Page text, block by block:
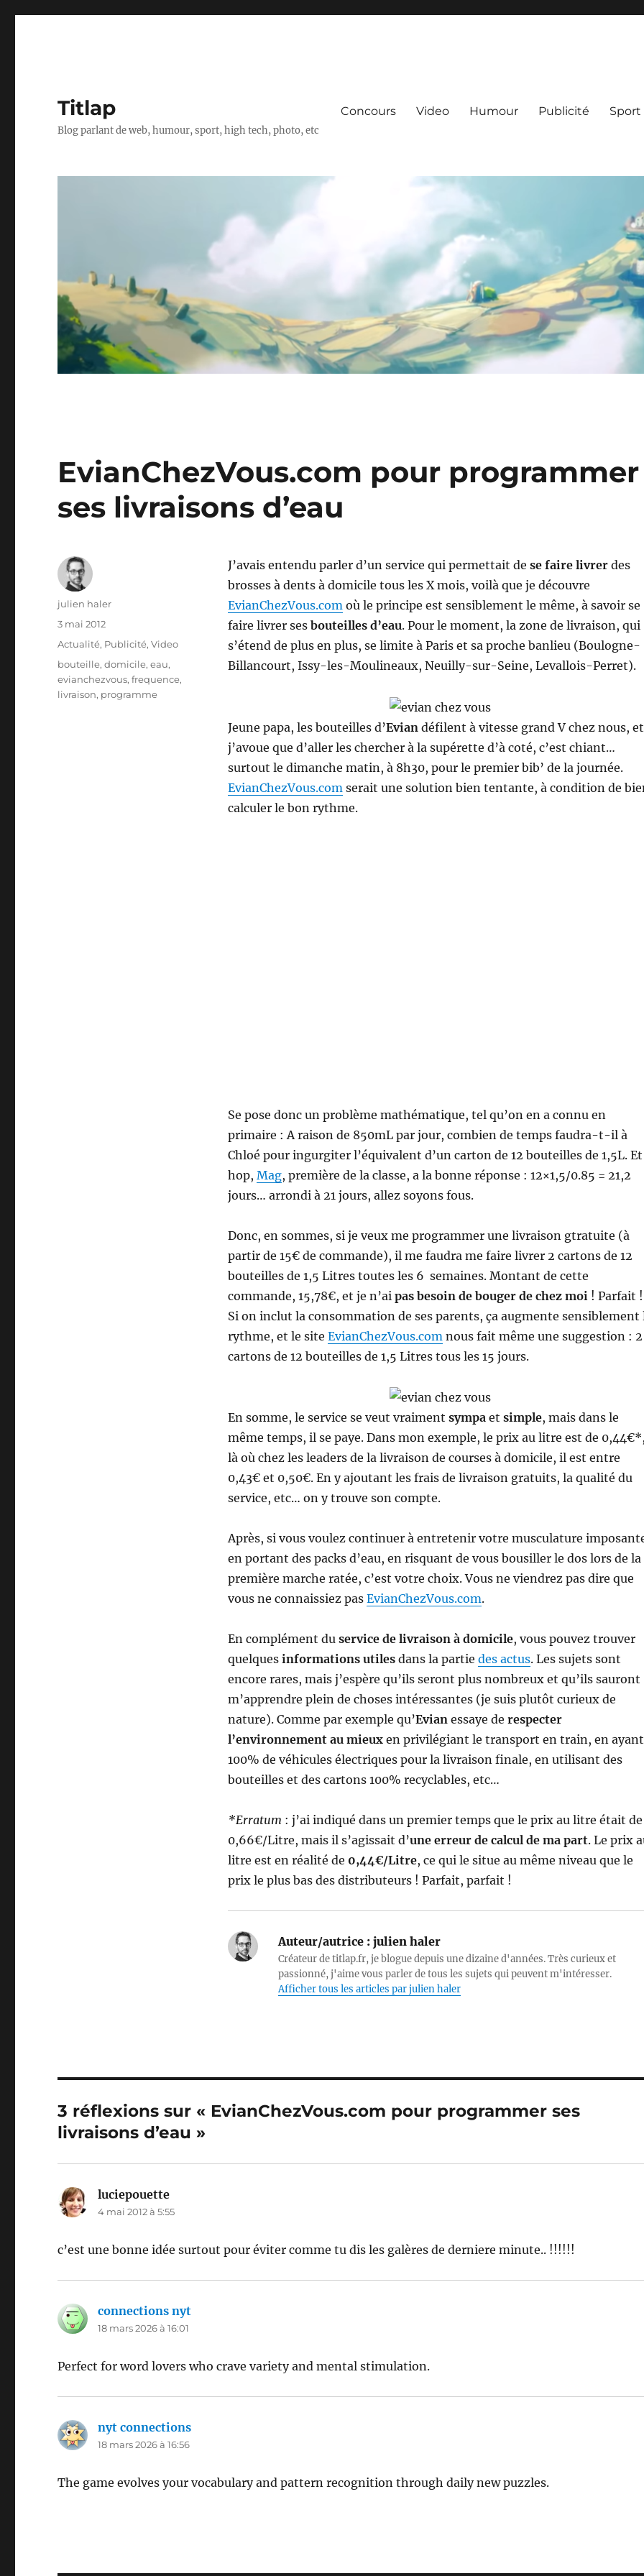
Titlap
Blog parlant de web, humour, sport, high tech, photo, etc
Concours Video Humour Publicité Sport
EvianChezVous.com pour programmer
ses livraisons d’eau
J’avais entendu parler d’un service qui permettait de se faire livrer des
brosses à dents à domicile tous les X mois, voilà que je découvre
EvianChezVous.comoù le principe est sensiblement le même, à savoir se
faire livrer ses bouteilles d’eau. Pour le moment, la zone de livraison, qui
s’étend de plus en plus, se limite à Paris et sa proche banlieu (Boulogne-
Billancourt, Issy-les-Moulineaux, Neuilly-sur-Seine, Levallois-Perret).
Jeune papa, les bouteilles d’Evian défilent à vitesse grand V chez nous, et
j’avoue que d’aller les chercher à la supérette d’à coté, c’est chiant…
surtout le dimanche matin, à 8h30, pour le premier bib’ de la journée.
EvianChezVous.com serait une solution bien tentante, à condition de
calculer le bon rythme.
Se pose donc un problème mathématique, tel qu’on en a connu en
primaire : A raison de 850mL par jour, combien de temps faudra-t-il à
Chloé pour ingurgiter l’équivalent d’un carton de 12 bouteilles de 1,5L. Et
hop, Mag, première de la classe, a la bonne réponse : 12×1,5/0.85 = 21,2
jours… arrondi à 21 jours, allez soyons fous.
Donc, en sommes, si je veux me programmer une livraison gtratuite (à
partir de 15€ de commande), il me faudra me faire livrer 2 cartons de 12
bouteilles de 1,5 Litres toutes les 6 semaines. Montant de cette
commande, 15,78€, et je n’ai pas besoin de bouger de chez moi ! Parfait !
Si on inclut la consommation de ses parents, ça augmente sensiblement
rythme, et le site EvianChezVous.com nous fait même une suggestion : 2
cartons de 12 bouteilles de 1,5 Litres tous les 15 jours.
En somme, le service se veut vraiment sympaet simple, mais dans le
même temps, il se paye. Dans mon exemple, le prix au litre est de
là où chez les leaders de la livraison de courses à domicile, il est entre
0,43€ et 0,50€. En y ajoutant les frais de livraison gratuits, la qualité du
service, etc… on y trouve son compte.
Après, si vous voulez continuer à entretenir votre musculature
en portant des packs d’eau, en risquant de vous bousiller le dos lors de la
première marche ratée, c’est votre choix. Vous ne viendrez pas dire que
vous ne connaissiez pas EvianChezVous.com.
En complément du service de livraison à domicile, vous pouvez trouver
quelques informations utilesdans la partie des actus. Les sujets sont
encore rares, mais j’espère qu’ils seront plus nombreux et qu’ils sauront
m’apprendre plein de choses intéressantes (je suis plutôt curieux de
nature). Comme par exemple qu’Evianessaye de respecter
l’environnement au mieuxen privilégiant le transport en train, en ayant
100% de véhicules électriques pour la livraison finale, en utilisant des
bouteilles et des cartons 100% recyclables, etc…
*Erratum : j’ai indiqué dans un premier temps que le prix au litre était de
0,66€/Litre, mais il s’agissait d’une erreur de calcul de ma part. Le prix
litre est en réalité de 0,44€/Litre, ce qui le situe au même niveau que le
prix le plus bas des distributeurs ! Parfait, parfait !
Auteur/autrice :julien haler
Créateur de titlap.fr, je blogue depuis une dizaine d'années. Très curieux et
passionné, j'aime vous parler de tous les sujets qui peuvent m'intéresser.
Afficher tous les articles par julien haler
Auteur
julien haler
Publié
3 mai 2012
Catégories
Actualité, Publicité,Video
Étiquettes
bouteille,domicile,eau,
evianchezvous,frequence,
livraison, programme
3 réflexions sur « EvianChezVous.com pour programmer ses
livraisons d’eau »
luciepouette
4 mai 2012 à 5:55
c’est une bonne idée surtout pour éviter comme tu dis les galères de derniere minute.. !!!!!!
connections nyt
18 mars 2026 à 16:01
Perfect for word lovers who crave variety and mental stimulation.
nyt connections
18 mars 2026 à 16:56
The game evolves your vocabulary and pattern recognition through daily new puzzles.